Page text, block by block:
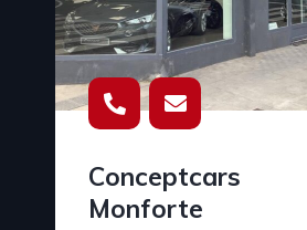
Conceptcars
Monforte